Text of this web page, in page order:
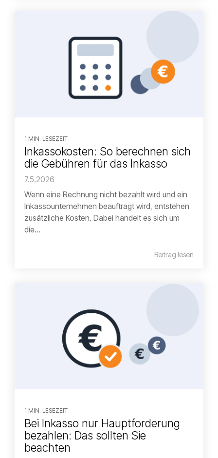
1 MIN. LESEZEIT
Inkassokosten: So berechnen sich
die Gebühren für das Inkasso
7.5.2026
Wenn eine Rechnung nicht bezahlt wird und ein
Inkassounternehmen beauftragt wird, entstehen
zusätzliche Kosten. Dabei handelt es sich um
die...
Beitrag lesen
1 MIN. LESEZEIT
Bei Inkasso nur Hauptforderung
bezahlen: Das sollten Sie
beachten